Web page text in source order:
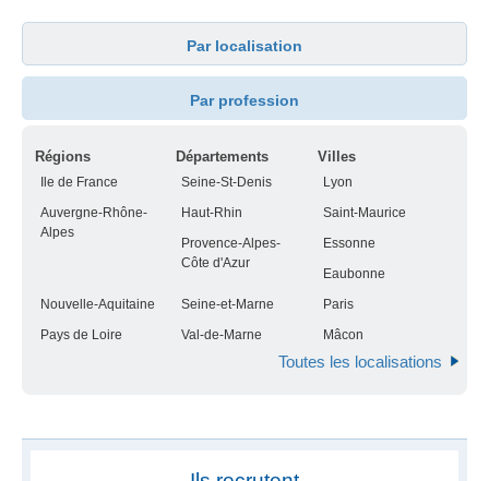
Par localisation
Par profession
Régions Départements Villes
Ile de France Seine-St-Denis
Lyon
Auvergne-Rhône-
Alpes
Haut-Rhin
Saint-Maurice
Provence-Alpes-
Côte d'Azur
Essonne
Eaubonne
Nouvelle-Aquitaine
Seine-et-Marne
Paris
Pays de Loire
Val-de-Marne Mâcon
Toutes les localisations